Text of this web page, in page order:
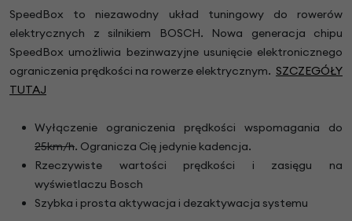
SpeedBox to niezawodny układ tuningowy do rowerów
elektrycznych z silnikiem BOSCH. Nowa generacja chipu
SpeedBox umożliwia bezinwazyjne usunięcie elektronicznego
ograniczenia prędkości na rowerze elektrycznym. SZCZEGÓŁY
TUTAJ
Wyłączenie ograniczenia prędkości wspomagania do
25km/h. Ogranicza Cię jedynie kadencja.
Rzeczywiste wartości prędkości i zasięgu na
wyświetlaczu Bosch
Szybka i prosta aktywacja i dezaktywacja systemu